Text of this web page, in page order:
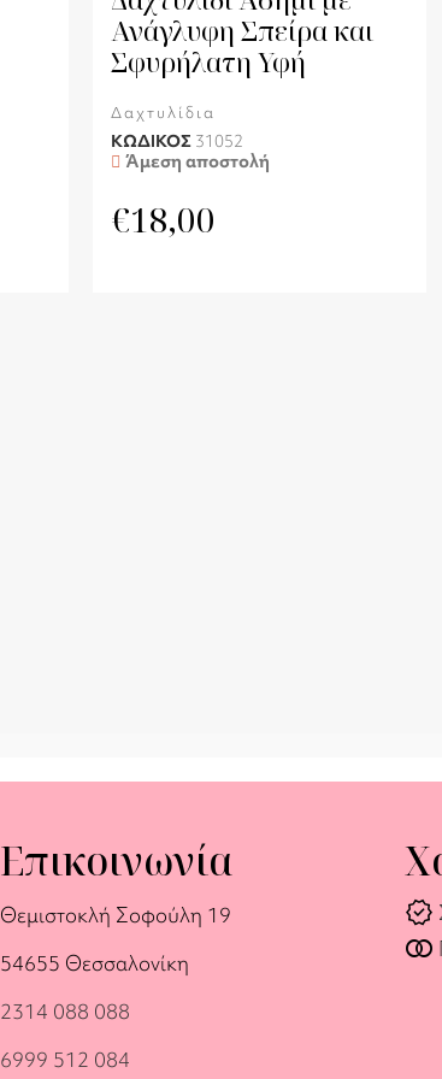
Ανάγλυφη Σπείρα και
Σφυρήλατη Υφή
Δαχτυλίδια
ΚΩΔΙΚΟΣ 31052
Άμεση αποστολή
€18,00
Επικοινωνία
Θεμιστοκλή Σοφούλη 19
54655 Θεσσαλονίκη
2314 088 088
6999 512 084
verified
join_full